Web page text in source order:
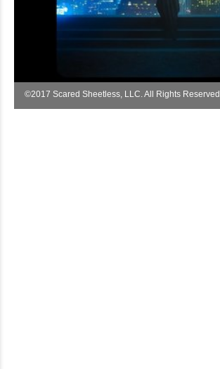
©︎2017 Scared Sheetless, LLC. All Rights Reserved.